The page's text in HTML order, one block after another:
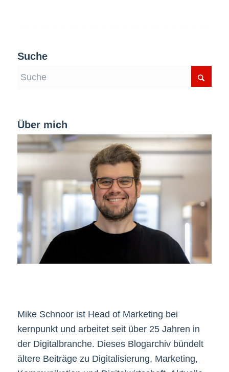
Suche
Über mich
Mike Schnoor ist Head of Marketing bei
kernpunkt und arbeitet seit über 25 Jahren in
der Digitalbranche. Dieses Blogarchiv bündelt
ältere Beiträge zu Digitalisierung, Marketing,